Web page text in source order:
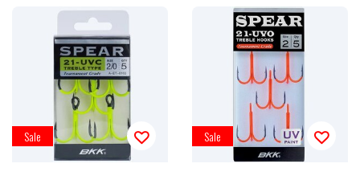
Sale Sale